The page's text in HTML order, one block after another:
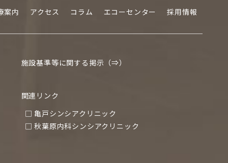
案内 アクセス コラム エコーセンター 採用情報
施設基準等に関する掲示（⇒）
関連リンク
□ 亀戸シンシアクリニック
□ 秋葉原内科シンシアクリニック